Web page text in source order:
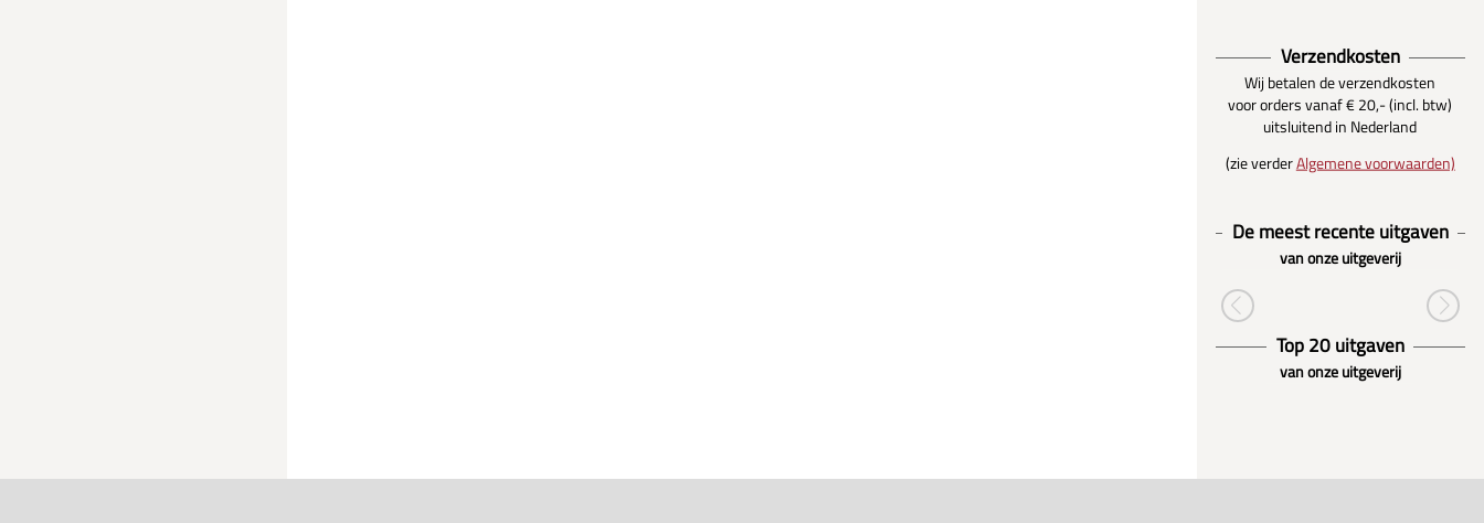
Verzendkosten
Wij betalen de verzendkosten
voor orders vanaf € 20,- (incl. btw)
uitsluitend in Nederland
(zie verderAlgemene voorwaarden)
De meest recente uitgaven
van onze uitgeverij
Top 20 uitgaven
van onze uitgeverij